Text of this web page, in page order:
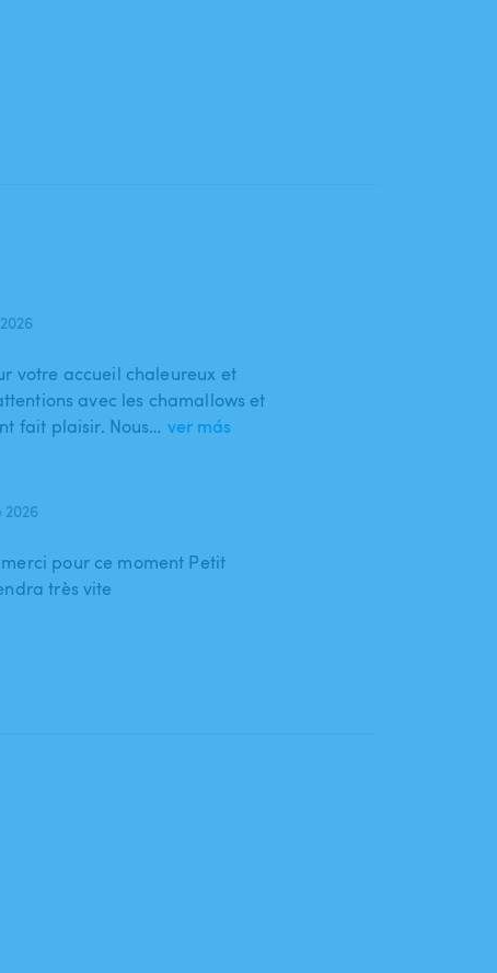
votre accueil chaleureux et
avec les chamallows et
fait plaisir. Nous… ver más
pour ce moment Petit
très vite